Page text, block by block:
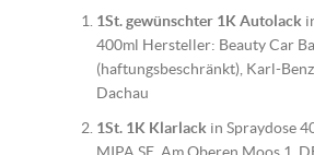
1St. gewünschter 1K Autolack
400ml Hersteller: Beauty Car
(haftungsbeschränkt), Karl-
Dachau
1St. 1K Klarlack in Spraydose